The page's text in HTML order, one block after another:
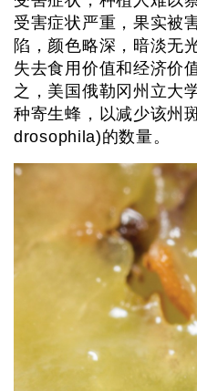
受害症状严重，果实被
陷，颜色略深，暗淡无
失去食用价值和经济价
之，美国俄勒冈州立大
种寄生蜂，以减少该州
drosophila)的数量。